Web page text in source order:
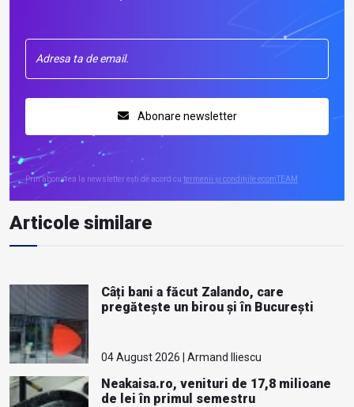
Abonare newsletter
Prin abonarea la newsletter ești de acord cu termenii și condițiile ecomTEAM
Articole similare
Câți bani a făcut Zalando, care
pregătește un birou și în București
04 August 2026 | Armand Iliescu
Neakaisa.ro, venituri de 17,8 milioane
de lei în primul semestru